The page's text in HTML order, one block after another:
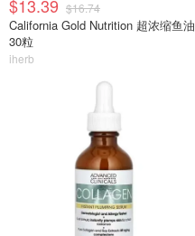
$13.39 $16.74
California Gold Nutrition 超浓缩鱼油
30粒
iherb